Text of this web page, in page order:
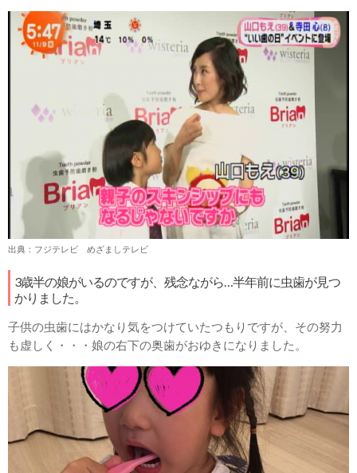
出典：フジテレビ めざましテレビ
3歳半の娘がいるのですが、残念ながら…半年前に虫歯が見つ
かりました。
子供の虫歯にはかなり気をつけていたつもりですが、その努力
も虚しく・・・娘の右下の奥歯がおゆきになりました。